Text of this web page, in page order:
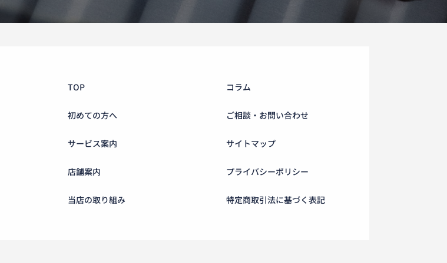
TOP
初めての方へ
サービス案内
店舗案内
当店の取り組み
コラム
ご相談・お問い合わせ
サイトマップ
プライバシーポリシー
特定商取引法に基づく表記